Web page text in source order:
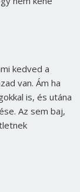
kedved a
van. Ám ha
is, és utána
Az sem baj,